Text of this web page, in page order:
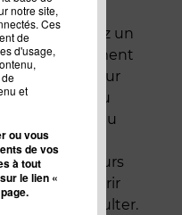
notre site,
Ces
de
d'usage,
et
ou vous
de vos
à tout
le lien «
leur envoyez un
de remerciement
leur nom et leur
grâce au
ou au
tard, vous
e-mail, toujours
de découvrir
consulter.